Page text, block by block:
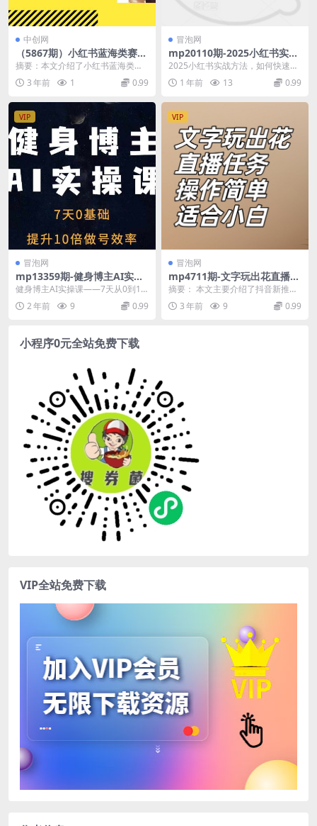
中创网
（5867期）小红书蓝海类赛
道：小动物打赏与购买变现副
业项目，一条龙玩法分享给
你！(小红书蓝海类赛道小动物
摘要：本文介绍了小红书蓝海类赛
道上的小动物打赏与购买变现副业
项目，该项目通过发布...
3 年前 1 0.99
冒泡网
mp20110期-2025小红书实战
方法，如何快速日产千条小红
2025小红书实战方法，如何快速日
产千条小红书笔记 课程内容： 1、
如何快速日产...
1 年前 13 0.99
VIP
冒泡网
mp13359期-健身博主AI实操
课——7天从0到1提升10倍做
健身博主AI实操课——7天从0到1
提升10倍做号效率 课程内容： 01_
人工智能...
2 年前 9 0.99
VIP
冒泡网
mp4711期-文字玩出花直播任
务，把普通的文字玩出趣味，
操作简单适合小白【揭秘】(探
索抖音新推出的《文字玩出
摘要： 本文主要介绍了抖音新推出
的任务《文字玩出花》小游戏。该
游戏以直播的形式进...
3 年前 9 0.99
小程序0元全站免费下载
VIP全站免费下载